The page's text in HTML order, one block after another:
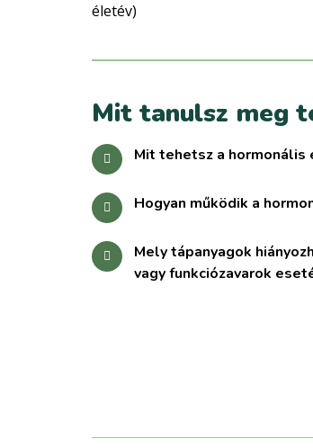
életév)
Mit tanulsz meg
Mit tehetsz a hormonális
Hogyan működik a
Mely tápanyagok
vagy funkciózavarok